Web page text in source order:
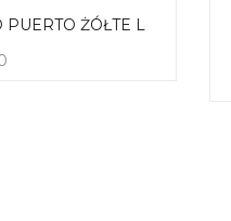
PUERTO ŻÓŁTE L